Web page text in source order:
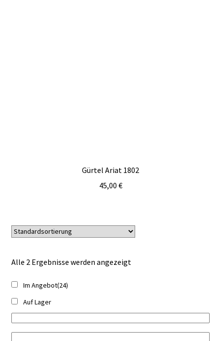
Gürtel Ariat 1802
45,00 €
Alle 2 Ergebnisse werden angezeigt
Im Angebot(24)
Auf Lager